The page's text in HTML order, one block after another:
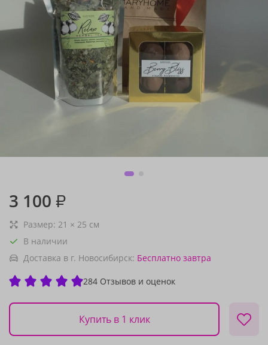
3 100 ₽
Размер: 21 × 25 см
В наличии
Доставка в г. Новосибирск: Бесплатно завтра
284 Отзывов и оценок
Купить в 1 клик